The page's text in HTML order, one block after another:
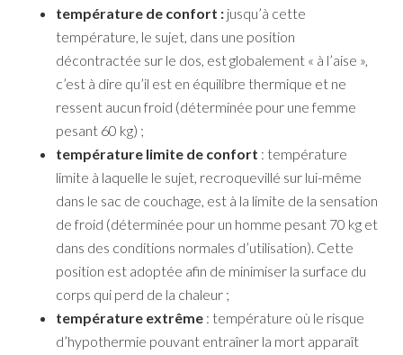
température de confort : jusqu’à cette
température, le sujet, dans une position
décontractée sur le dos, est globalement « à l’aise »,
c’est à dire qu’il est en équilibre thermique et ne
ressent aucun froid (déterminée pour une femme
pesant 60 kg) ;
température limite de confort : température
limite à laquelle le sujet, recroquevillé sur lui-même
dans le sac de couchage, est à la limite de la sensation
de froid (déterminée pour un homme pesant 70 kg et
dans des conditions normales d’utilisation). Cette
position est adoptée afin de minimiser la surface du
corps qui perd de la chaleur ;
température extrême : température où le risque
d’hypothermie pouvant entraîner la mort apparaît